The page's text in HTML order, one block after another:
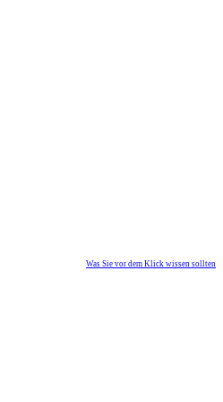
Was Sie vor dem Klick wissen sollten